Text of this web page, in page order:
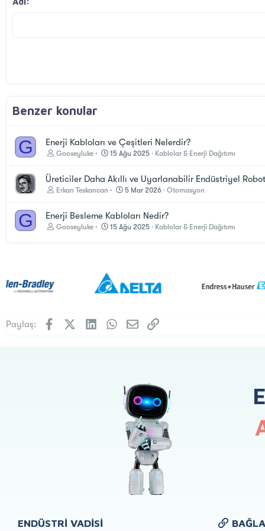
Benzer konular
G Enerji Kabloları ve Çeşitleri Nelerdir?
Gooseyluke 15 Ağu 2025 Kablolar & Enerji Dağıtımı
Üreticiler Daha Akıllı ve Uyarlanabilir Endüstriyel
Erkan Teskancan 5 Mar 2026 Otomasyon
G Enerji Besleme Kabloları Nedir?
Gooseyluke 15 Ağu 2025 Kablolar & Enerji Dağıtımı
Paylaş: FacebookX (Twitter)
LinkedInWhatsApp
E-postaLink
ENDÜSTRI VADISI